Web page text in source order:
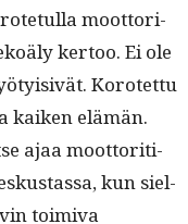
moot­tori­
ker­too. Ei ole
Korotet­tu
kaiken elämän.
ajaa moot­tori­ti­
kun siel­
toimi­va